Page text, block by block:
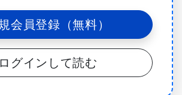
治療法に抵抗性を示すことが多
の環境が免疫系を抑制するため、
法が効かないことがある。さら
通過という課題があり、これらの
療法を届けることはさらに難しく
会員登録（無料）
ログインして読む